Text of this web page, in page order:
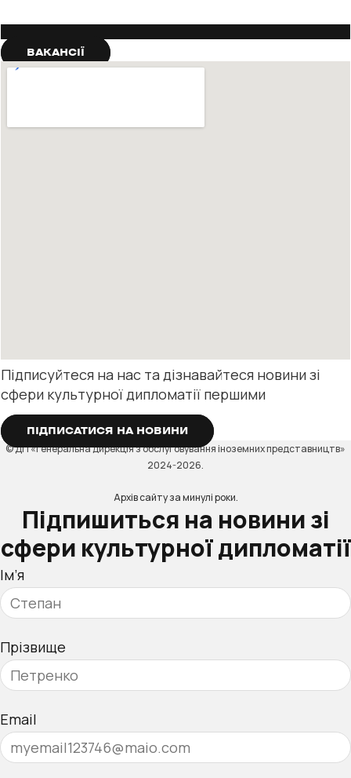
ВАКАНСІЇ
Підписуйтеся на нас та дізнавайтеся новини зі
сфери культурної дипломатії першими
ПІДПИСАТИСЯ НА НОВИНИ
© ДП «Генеральна дирекція з обслуговування іноземних представництв»
2024-2026.
Архів сайту за минулі роки.
Підпишиться на новини зі
сфери культурної дипломатії
Ім’я
Прізвище
Email